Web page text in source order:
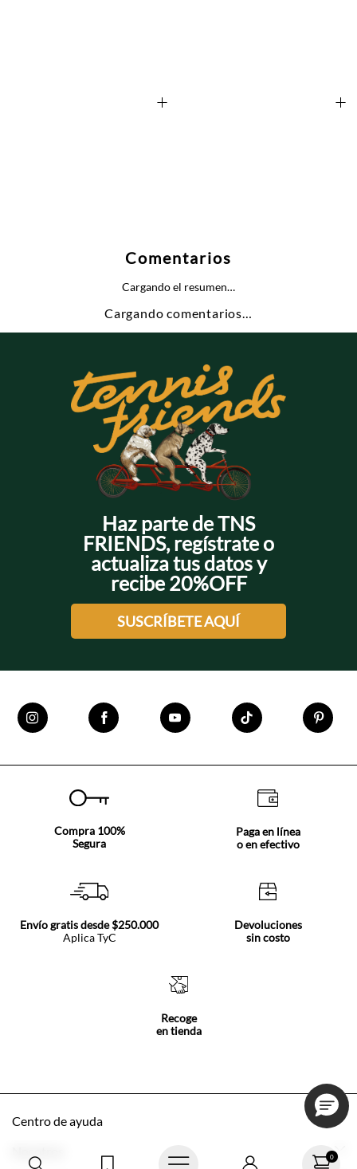
0
+ +
Comentarios
Cargando el resumen…
Cargando comentarios…
Haz parte de TNS
FRIENDS, regístrate o
actualiza tus datos y
recibe 20%OFF
SUSCRÍBETE AQUÍ
Compra 100%
Segura
Paga en línea
o en efectivo
Envío gratis desde $250.000
Aplica TyC
Devoluciones
sin costo
Recoge
en tienda
Centro de ayuda